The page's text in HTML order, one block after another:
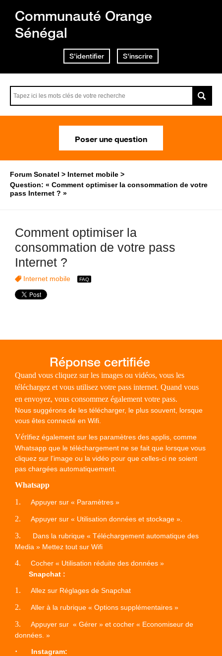
Communauté Orange
Sénégal
S'identifier S'inscrire
Poser une question
Forum Sonatel
Internet mobile
Question: « Comment optimiser la consommation de votre
pass Internet ? »
Comment optimiser la
consommation de votre pass
Internet ?
Internet mobile
Quand vous cliquez sur les images ou vidéos, vous les
téléchargez et vous utilisez votre pass internet. Quand vous
en envoyez, vous consommez également votre pass.
Nous suggérons de les télécharger, le plus souvent, lorsque
vous êtes connecté en Wifi.
Vérifiez également sur les paramètres des applis, comme
Whatsapp que le téléchargement ne se fait que lorsque vous
cliquez sur l’image ou la vidéo pour que celles-ci ne soient
pas chargées automatiquement.
Whatsapp
1. Appuyer sur « Paramètres »
2. Appuyer sur « Utilisation données et stockage ».
3. Dans la rubrique « Téléchargement automatique des
Media » Mettez tout sur Wifi
4. Cocher « Utilisation réduite des données »
Snapchat :
1. Allez sur Réglages de Snapchat
2. Aller à la rubrique « Options supplémentaires »
3. Appuyer sur « Gérer » et cocher « Economiseur de
données. »
· Instagram: